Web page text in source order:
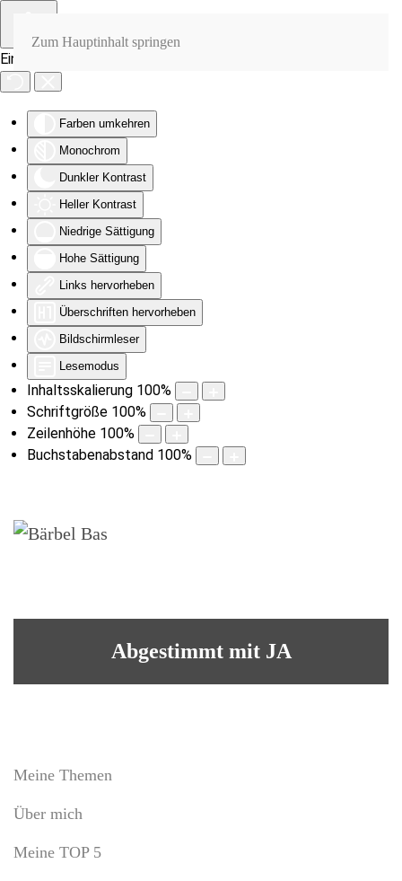
Eingabehilfen öffnen
Farben umkehren
Monochrom
Dunkler Kontrast
Heller Kontrast
Niedrige Sättigung
Hohe Sättigung
Links hervorheben
Überschriften hervorheben
Bildschirmleser
Lesemodus
Inhaltsskalierung 100%
Schriftgröße 100%
Zeilenhöhe 100%
Buchstabenabstand 100%
Zum Hauptinhalt springen
Abgestimmt mit JA
Meine Themen
Über mich
Meine TOP 5